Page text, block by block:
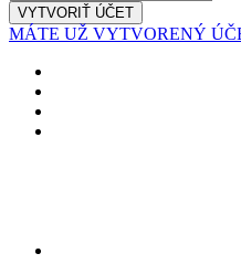
MÁTE UŽ VYTVORENÝ